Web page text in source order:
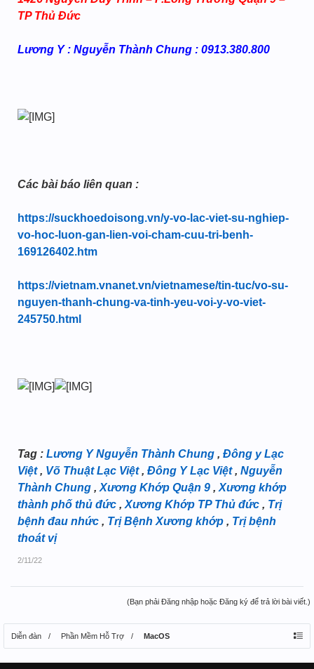
TP Thủ Đức
Lương Y : Nguyễn Thành Chung : 0913.380.800
Các bài báo liên quan :
https://suckhoedoisong.vn/y-vo-lac-viet-su-nghiep-
vo-hoc-luon-gan-lien-voi-cham-cuu-tri-benh-
169126402.htm
https://vietnam.vnanet.vn/vietnamese/tin-tuc/vo-su-
nguyen-thanh-chung-va-tinh-yeu-voi-y-vo-viet-
245750.html
Tag : Lương Y Nguyễn Thành Chung , Đông y Lạc
Việt, Võ Thuật Lạc Việt, Đông Y Lạc Việt, Nguyễn
Thành Chung , Xương Khớp Quận 9 , Xương khớp
thành phố thủ đức , Xương Khớp TP Thủ đức , Trị
bệnh đau nhức , Trị Bệnh Xương khớp , Trị bệnh
thoát vị
2/11/22
(Bạn phải Đăng nhập hoặc Đăng ký để trả lời bài viết.)
Diễn đàn Phần Mềm Hỗ Trợ MacOS